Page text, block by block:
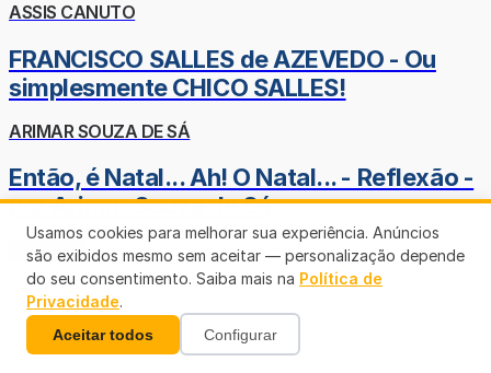
ASSIS CANUTO
FRANCISCO SALLES de AZEVEDO - Ou
simplesmente CHICO SALLES!
ARIMAR SOUZA DE SÁ
Então, é Natal... Ah! O Natal... - Reflexão -
por Arimar Souza de Sá
Veja mais
Usamos cookies para melhorar sua experiência. Anúncios
são exibidos mesmo sem aceitar — personalização depende
do seu consentimento. Saiba mais na Política de
Privacidade.
Aceitar todos Configurar